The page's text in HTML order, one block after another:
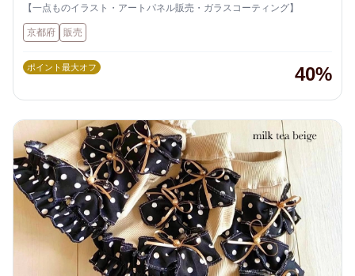
【一点ものイラスト・アートパネル販売・ガラスコーティング】
京都府 販売
ポイント最大オフ 40%